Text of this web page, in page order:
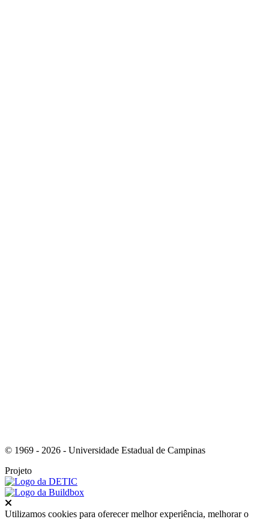
© 1969 - 2026 - Universidade Estadual de Campinas
Projeto
Utilizamos cookies para oferecer melhor experiência, melhorar o